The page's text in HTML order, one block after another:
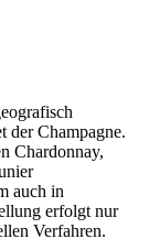
der Champagne.
Chardonnay,
auch in
erfolgt nur
Verfahren.